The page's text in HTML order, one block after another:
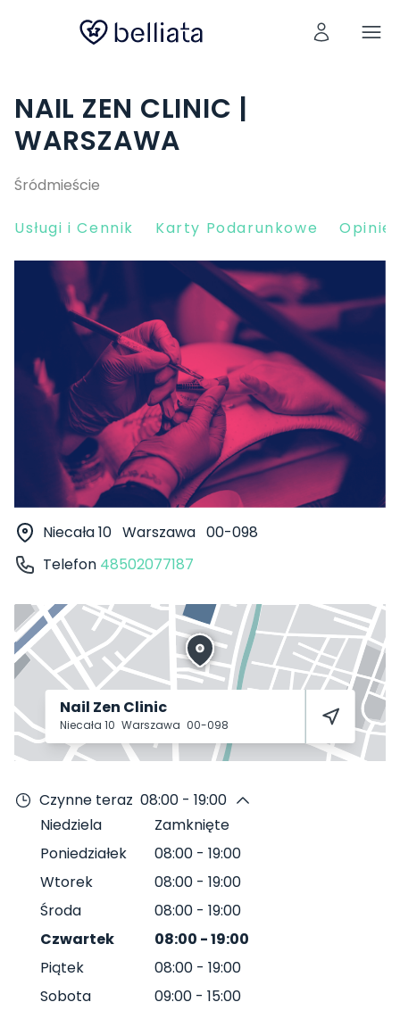
NAIL ZEN CLINIC |
WARSZAWA
Śródmieście
Usługi i Cennik Karty Podarunkowe Opinie
Niecała 10 Warszawa 00-098
Telefon 48502077187
Nail Zen Clinic
Niecała 10 Warszawa 00-098
Czynne teraz 08:00 - 19:00
Niedziela
Zamknięte
Poniedziałek
08:00 - 19:00
Wtorek
08:00 - 19:00
Środa
08:00 - 19:00
Czwartek
08:00 -19:00
Piątek
08:00 - 19:00
Sobota
09:00 - 15:00